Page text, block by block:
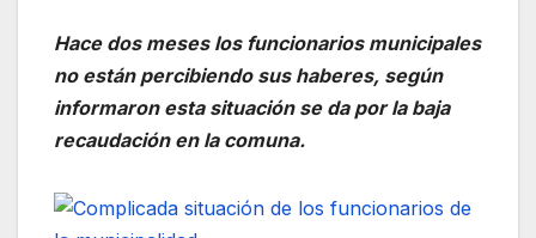
Hace dos meses los funcionarios municipales
no están percibiendo sus haberes, según
informaron esta situación se da por la baja
recaudación en la comuna.